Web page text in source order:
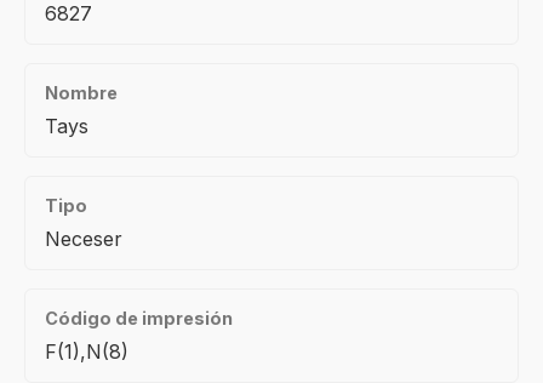
6827
Nombre
Tays
Tipo
Neceser
Código de impresión
F(1),N(8)